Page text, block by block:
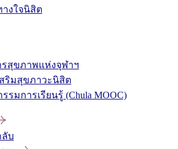
งใจนิสิต
สุขภาพแห่งจุฬาฯ
ริมสุขภาวะนิสิต
รมการเรียนรู้ (Chula MOOC)
บ